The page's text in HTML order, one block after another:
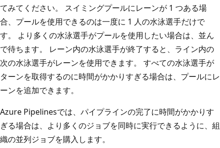
てみてください。 スイミングプールにレーンが 1 つある場
合、プールを使用できるのは一度に 1 人の水泳選手だけで
す。 より多くの水泳選手がプールを使用したい場合は、並ん
で待ちます。 レーン内の水泳選手が終了すると、ライン内の
次の水泳選手がレーンを使用できます。 すべての水泳選手が
ターンを取得するのに時間がかかりすぎる場合は、プールにレ
ーンを追加できます。
Azure Pipelinesでは、パイプラインの完了に時間がかかりす
ぎる場合は、より多くのジョブを同時に実行できるように、組
織の並列ジョブを購入します。